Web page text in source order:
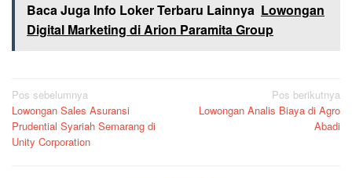
Baca Juga Info Loker Terbaru Lainnya Lowongan
Digital Marketing di Arion Paramita Group
Navigasi
pos
Pos sebelumnya
Lowongan Sales Asuransi
Prudential Syariah Semarang di
Unity Corporation
Pos berikutnya
Lowongan Analis Biaya di Agro
Abadi